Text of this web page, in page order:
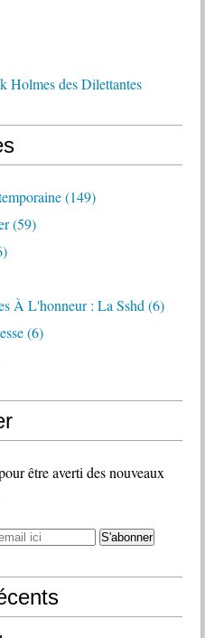
Holmes des Dilettantes
(149)
(59)
À L'honneur : La Sshd (6)
(6)
être averti des nouveaux